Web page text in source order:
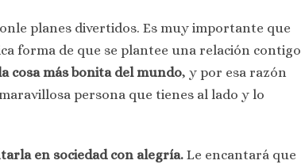
planes divertidos. Es muy importante que
forma de que se plantee una relación contigo
cosa más bonita del mundo, y por esa razón
persona que tienes al lado y lo
en sociedad con alegría. Le encantará que